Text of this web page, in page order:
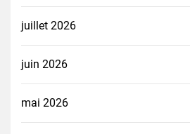
juillet 2026
juin 2026
mai 2026